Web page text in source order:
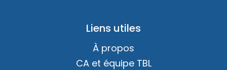
Liens utiles
À propos
CA et équipe TBL